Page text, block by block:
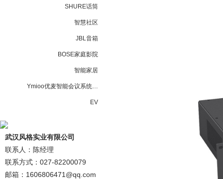
SHURE话筒
智慧社区
JBL音箱
BOSE家庭影院
智能家居
Ymioo优麦智能会议系统…
EV
武汉风格实业有限公司
联系人：陈经理
联系方式：027-82200079
邮箱：1606806471@qq.com